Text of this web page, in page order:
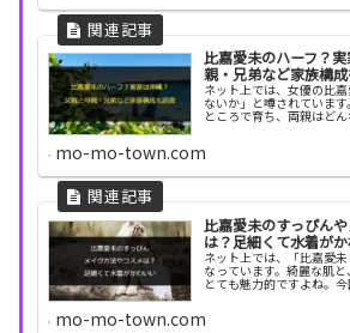
比嘉愛未のハーフ？
親・兄弟など家族構
ネット上では、女優の比
ないか」と噂されていま
ところで育ち、両親はど
べてみました！
mo-mo-town.com
比嘉愛未のすっぴん
は？足細くて水着が
ネット上では、「比嘉愛
なっています。綺麗な肌
とても魅力的ですよね。
んのすっぴんやメイク、
ぴんが可愛...
mo-mo-town.com